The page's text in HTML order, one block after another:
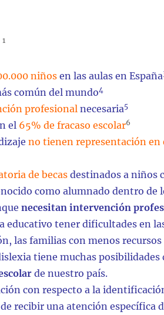
1
niños en las aulas en España
común del mundo4
profesionalnecesaria5
el 65% de fracaso escolar6
no tienen representación en
de becas destinados a niños
como alumnado dentro de
necesitan intervención
educativo tener dificultades en
las familias con menos
tiene muchas posibilidades
de nuestro país.
con respecto a la
recibir una atención específica